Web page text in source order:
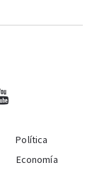
Política
Economía